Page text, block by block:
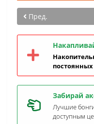
Пред.
Забирай
Лучшие
доступным